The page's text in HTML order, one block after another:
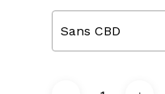
Sans CBD